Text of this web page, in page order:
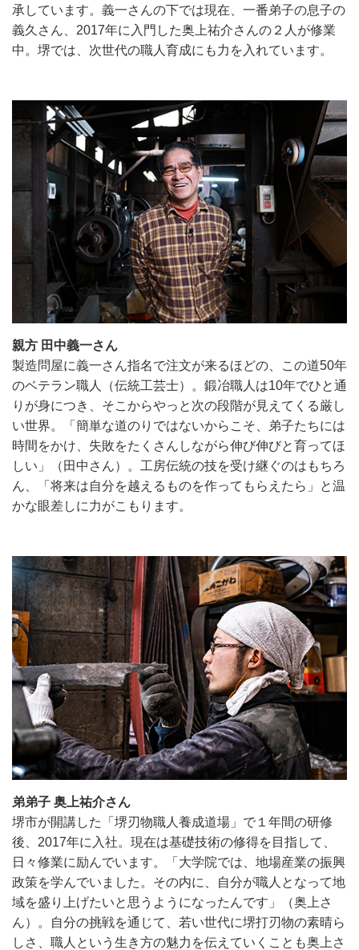
承しています。義一さんの下では現在、一番弟子の息子の
義久さん、2017年に入門した奥上祐介さんの２人が修業
中。堺では、次世代の職人育成にも力を入れています。
親方 田中義一さん
製造問屋に義一さん指名で注文が来るほどの、この道50年
のベテラン職人（伝統工芸士）。鍛冶職人は10年でひと通
りが身につき、そこからやっと次の段階が見えてくる厳し
い世界。「簡単な道のりではないからこそ、弟子たちには
時間をかけ、失敗をたくさんしながら伸び伸びと育ってほ
しい」（田中さん）。工房伝統の技を受け継ぐのはもちろ
ん、「将来は自分を越えるものを作ってもらえたら」と温
かな眼差しに力がこもります。
弟弟子 奥上祐介さん
堺市が開講した「堺刃物職人養成道場」で１年間の研修
後、2017年に入社。現在は基礎技術の修得を目指して、
日々修業に励んでいます。「大学院では、地場産業の振興
政策を学んでいました。その内に、自分が職人となって地
域を盛り上げたいと思うようになったんです」（奥上さ
ん）。自分の挑戦を通じて、若い世代に堺打刃物の素晴ら
しさ、職人という生き方の魅力を伝えていくことも奥上さ